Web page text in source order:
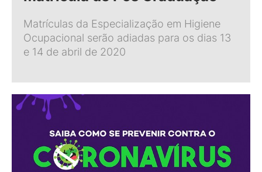
Matrículas da Especialização em Higiene
Ocupacional serão adiadas para os dias 13
e 14 de abril de 2020